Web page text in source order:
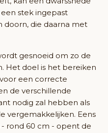
stek ingepast
doorn, die daarna met
gesnoeid om zo de
Het doel is het bereiken
een correcte
de verschillende
nodig zal hebben als
vergemakkelijken. Eens
rond 60 cm - opent de